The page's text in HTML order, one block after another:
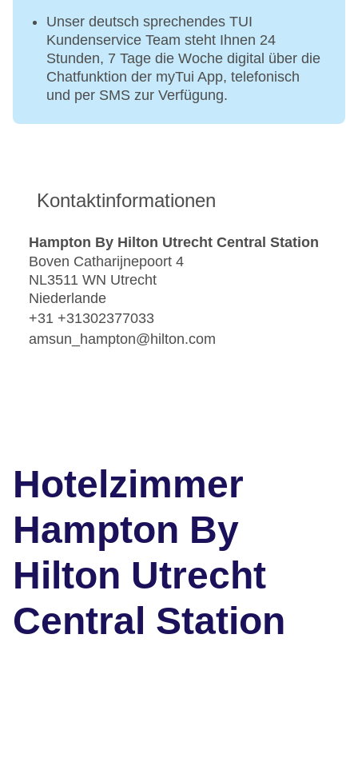
Unser deutsch sprechendes TUI
Kundenservice Team steht Ihnen 24
Stunden, 7 Tage die Woche digital über die
Chatfunktion der myTui App, telefonisch
und per SMS zur Verfügung.
Kontaktinformationen
Hampton By Hilton Utrecht Central Station
Boven Catharijnepoort 4
NL3511 WN Utrecht
Niederlande
+31 +31302377033
amsun_hampton@hilton.com
Hotelzimmer
Hampton By
Hilton Utrecht
Central Station